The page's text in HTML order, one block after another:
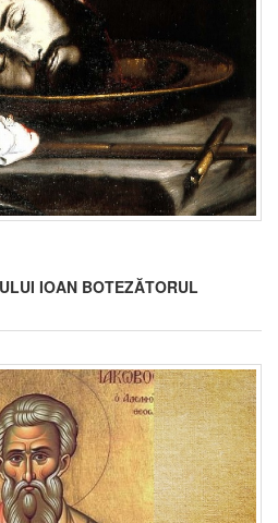
IOAN BOTEZĂTORUL